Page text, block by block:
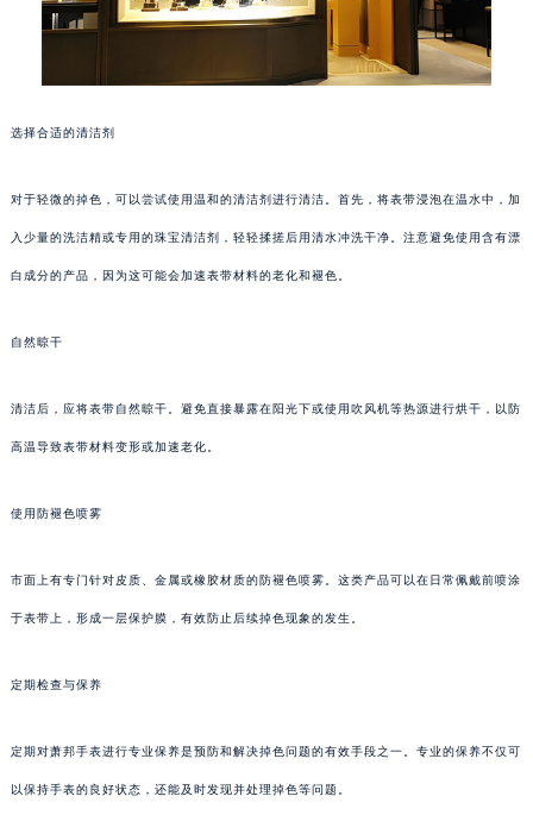
选择合适的清洁剂
对于轻微的掉色，可以尝试使用温和的清洁剂进行清洁。首先，将表带浸泡在温水中，加
入少量的洗洁精或专用的珠宝清洁剂，轻轻揉搓后用清水冲洗干净。注意避免使用含有漂
白成分的产品，因为这可能会加速表带材料的老化和褪色。
自然晾干
清洁后，应将表带自然晾干。避免直接暴露在阳光下或使用吹风机等热源进行烘干，以防
高温导致表带材料变形或加速老化。
使用防褪色喷雾
市面上有专门针对皮质、金属或橡胶材质的防褪色喷雾。这类产品可以在日常佩戴前喷涂
于表带上，形成一层保护膜，有效防止后续掉色现象的发生。
定期检查与保养
定期对萧邦手表进行专业保养是预防和解决掉色问题的有效手段之一。专业的保养不仅可
以保持手表的良好状态，还能及时发现并处理掉色等问题。